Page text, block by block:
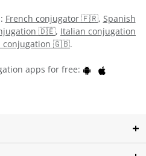
French conjugator 🇫🇷, Spanish
🇩🇪, Italian conjugation
conjugation 🇬🇧.
apps for free: